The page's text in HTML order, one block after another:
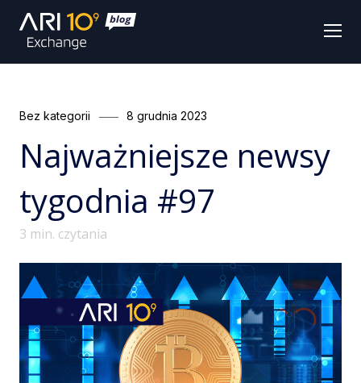
Categories
Bez kategorii
Posted
8 grudnia 2023
Najważniejsze newsy
tygodnia #97
3 min. czytania